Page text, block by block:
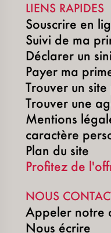
LIENS RAPIDES
Souscrire en
Suivi de ma
Déclarer un
Payer ma
Trouver un site
Trouver une
Mentions
caractère
Plan du site
Profitez de
NOUS
Appeler notre
Nous écrire